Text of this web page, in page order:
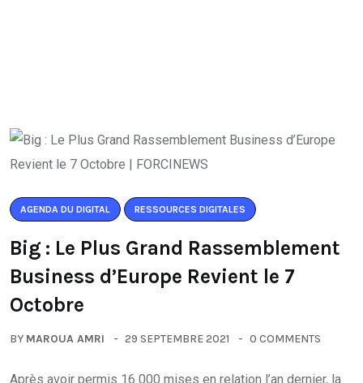
AGENDA DU DIGITAL RESSOURCES DIGITALES
Big : Le Plus Grand Rassemblement
Business d’Europe Revient le 7
Octobre
BY MAROUA AMRI 29 SEPTEMBRE 2021 0 COMMENTS
Après avoir permis 16 000 mises en relation l’an dernier, la